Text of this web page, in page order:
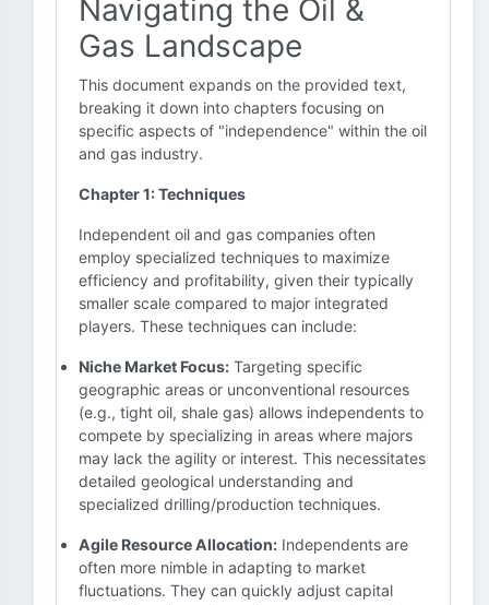
Navigating the Oil &
Gas Landscape
This document expands on the provided text,
breaking it down into chapters focusing on
specific aspects of "independence" within the oil
and gas industry.
Chapter 1: Techniques
Independent oil and gas companies often
employ specialized techniques to maximize
efficiency and profitability, given their typically
smaller scale compared to major integrated
players. These techniques can include:
Niche Market Focus: Targeting specific
geographic areas or unconventional resources
(e.g., tight oil, shale gas) allows independents to
compete by specializing in areas where majors
may lack the agility or interest. This necessitates
detailed geological understanding and
specialized drilling/production techniques.
Agile Resource Allocation: Independents are
often more nimble in adapting to market
fluctuations. They can quickly adjust capital